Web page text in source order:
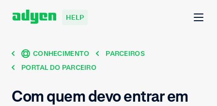
HELP
CONHECIMENTO
PARCEIROS
PORTAL DO PARCEIRO
Com quem devo entrar em